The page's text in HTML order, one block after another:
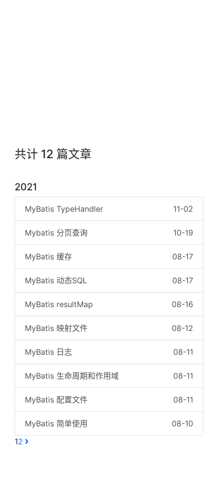
共计 12 篇文章
2021
MyBatis TypeHandler 11-02
Mybatis 分页查询 10-19
MyBatis 缓存 08-17
MyBatis 动态SQL 08-17
MyBatis resultMap 08-16
MyBatis 映射文件 08-12
MyBatis 日志 08-11
MyBatis 生命周期和作用域 08-11
MyBatis 配置文件 08-11
MyBatis 简单使用
08-10
12